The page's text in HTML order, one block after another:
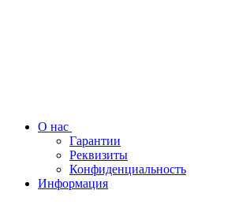
О нас
Гарантии
Реквизиты
Конфиденциальность
Информация